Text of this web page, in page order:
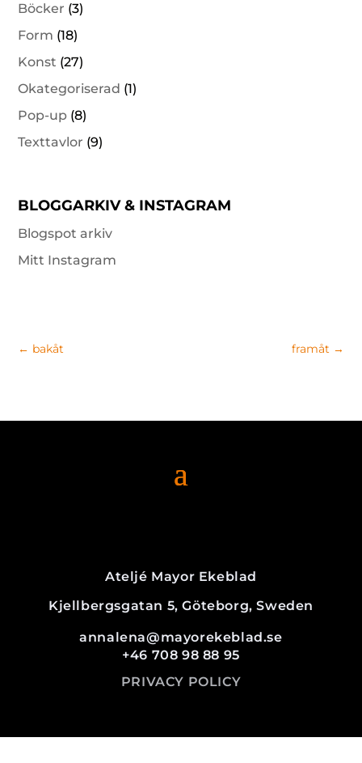
Böcker (3)
Form (18)
Konst (27)
Okategoriserad (1)
Pop-up (8)
Texttavlor (9)
BLOGGARKIV & INSTAGRAM
Blogspot arkiv
Mitt Instagram
← bakåt framåt →
Ateljé Mayor Ekeblad
Kjellbergsgatan 5, Göteborg, Sweden
annalena@mayorekeblad.se
+46 708 98 88 95
PRIVACY POLICY